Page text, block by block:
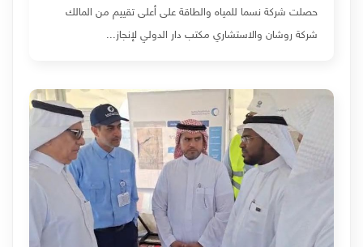
حصلت شركة نسما للمياه والطاقة على أعلى تقييم من المالك
شركة روشان والاستشاري مكتب دار الدولي لإنجاز...